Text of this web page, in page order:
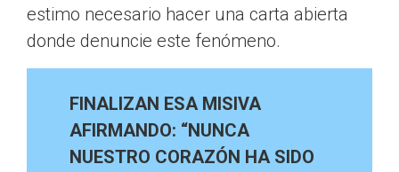
estimo necesario hacer una carta abierta
donde denuncie este fenómeno.
FINALIZAN ESA MISIVA
AFIRMANDO: “NUNCA
NUESTRO CORAZÓN HA SIDO